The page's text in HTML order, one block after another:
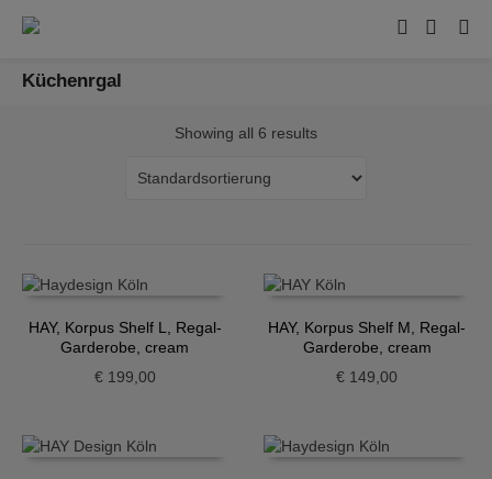
Küchenrgal
Showing all 6 results
HAY, Korpus Shelf L, Regal-
Garderobe, cream
€199,00
HAY, Korpus Shelf M, Regal-
Garderobe, cream
€ 149,00